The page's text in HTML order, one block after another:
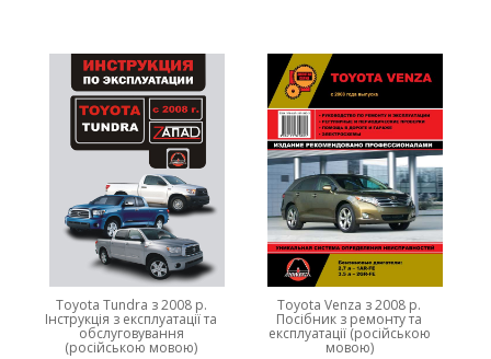
Toyota Tundra з 2008 р.
Інструкція з експлуатації та
обслуговування
(російською мовою)
Toyota Venza з 2008 р.
Посібник з ремонту та
експлуатації (російською
мовою)